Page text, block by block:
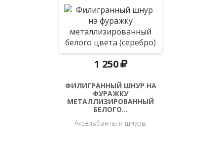
1 250
ФИЛИГРАННЫЙ ШНУР НА
ФУРАЖКУ
МЕТАЛЛИЗИРОВАННЫЙ
БЕЛОГО…
Аксельбанты и шнуры